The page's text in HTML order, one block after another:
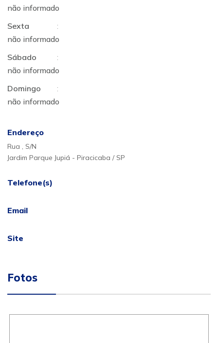
não informado
Sexta
:
não informado
Sábado
:
não informado
Domingo
:
não informado
Endereço
Rua , S/N
Jardim Parque Jupiá - Piracicaba / SP
Telefone(s)
Email
Site
Fotos